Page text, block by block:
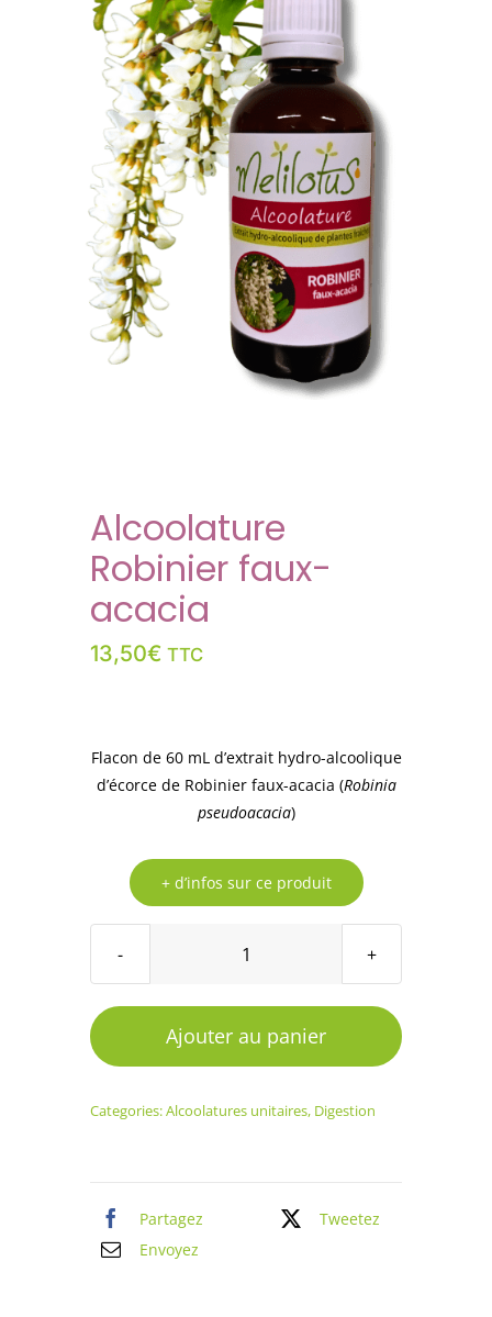
Santé & Bien-Être
Ateliers & Formations
Nous trouver
Alcoolature
Robinier faux-
acacia
13,50€ TTC
Flacon de 60 mL d’extrait hydro-alcoolique
d’écorce de Robinier faux-acacia (Robinia
pseudoacacia)
+ d’infos sur ce produit
quantité
Alcoolature
Robinier
acacia
Ajouter au panier
Categories:Alcoolatures unitaires, Digestion
Partagez
Tweetez
Envoyez